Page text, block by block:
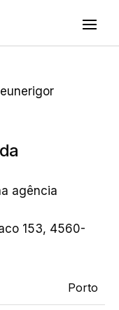
agência
153, 4560-
Porto